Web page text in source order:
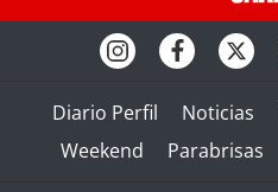
Diario Perfil Noticias
Weekend
Parabrisas